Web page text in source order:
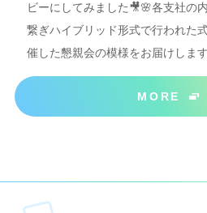
ビーにしてみました🎥🌸各支社の
繋ぎハイブリッド形式で行われた
催した懇親会の模様をお届けしま
ださいね＾＾
MORE